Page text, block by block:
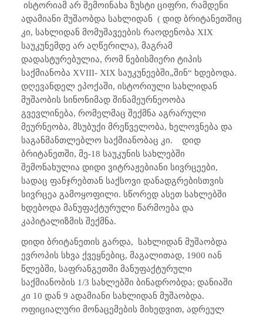
ისტორიამ არ შემოინახა ზუსტი ციფრი, რამდენი
ადამიანი მუშაობდა სახლიდან ( დიდ ბრიტანეთშიც
კი, სახლიდან მომუშავეების რაოდენობა XIX
საუკუნემდე არ აღწერილა), მაგრამ
დადასტურებულია, რომ ნებისმიერი ტიპის
საქმიანობა XVIII- XIX საუკუნეებში„შინ“ ხდებოდა.
დღევანდელ ეპოქაში, ისტორიული სახლიდან
მუშაობის სინონიმად შინამეურნეოობა
გვევლინება, რომელმაც შექმნა აგრარული
მეურნეობა, მსუბუქი მრეწველობა, ხელოვნება და
საგანმანთლებლო საქმიანობაც კი. დიდ
ბრიტანეთში, მე-18 საუკუნის სახლებში
შემონახულია დიდი ვიტრაჟებიანი სივრცეები,
სადაც ფანჯრებთან საქსოვი დანადგრებისთვის
სივრცეა გამოყოფილი. სწორედ ასეთ სახლებში
ხდებოდა მანუფაქტურული წარმოება და
კაპიტალიზმის შექმნა.
დიდი ბრიტანეთის გარდა,
სახლიდან მუშაობდა
ევროპის სხვა ქვეყნებიც, მაგალითად, 1900 იან
წლებში, საფრანგეთში მანუფაქტურული
საქმიანობის 1/3 სახლებში ბინადრობდა; დანიაში
კი 10 დან 9 ადამიანი სახლიდან მუშაობდა.
ოფიციალური მონაცემების მიხედვით, ადრეულ